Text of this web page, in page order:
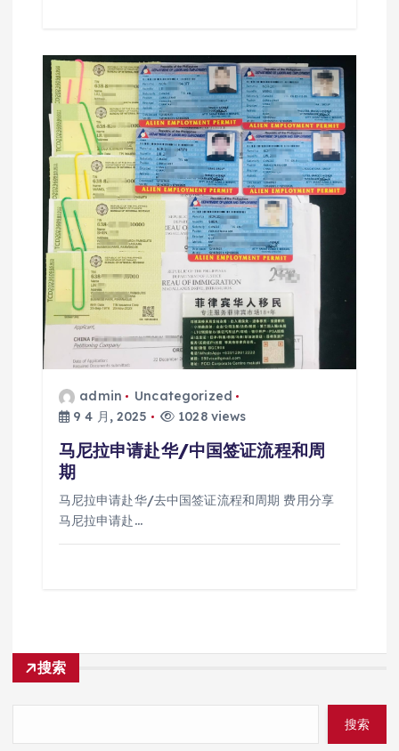
admin
Uncategorized
9 4 月, 2025
1028 views
马尼拉申请赴华/中国签证流程和周
期
马尼拉申请赴华/去中国签证流程和周期 费用分享
马尼拉申请赴…
搜索
搜索